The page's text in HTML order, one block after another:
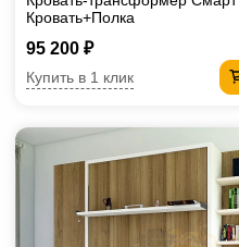
Кровать+Полка
95 200 ₽
Купить в 1 клик